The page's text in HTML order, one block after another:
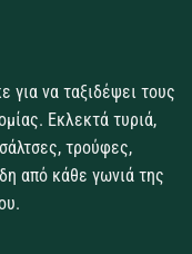
για να ταξιδέψει τους
Εκλεκτά τυριά,
τρούφες,
από κάθε γωνιά της